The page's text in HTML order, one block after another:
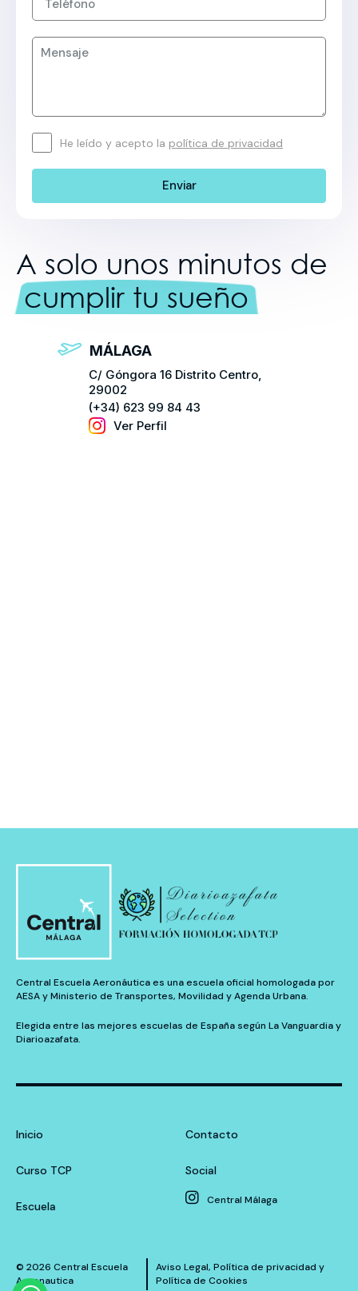
He leído y acepto la política de privacidad
A solo unos minutos de
cumplir tu sueño
MÁLAGA
C/ Góngora 16 Distrito Centro,
29002
(+34) 623 99 84 43
Ver Perfil
Central Escuela Aeronáutica es una escuela oficial homologada por
AESA y Ministerio de Transportes, Movilidad y Agenda Urbana.
Elegida entre las mejores escuelas de España según La Vanguardia y
Diarioazafata.
Inicio
Curso TCP
Escuela
Contacto
Social
Central Málaga
© 2026 Central Escuela
Aeronautica
Aviso Legal, Política de privacidad y
Política de Cookies